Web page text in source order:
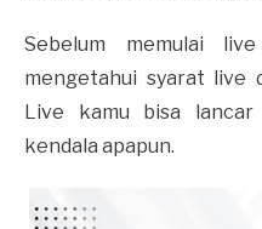
Sebelum memulai
mengetahui syarat live
Live kamu bisa lancar
kendala apapun.